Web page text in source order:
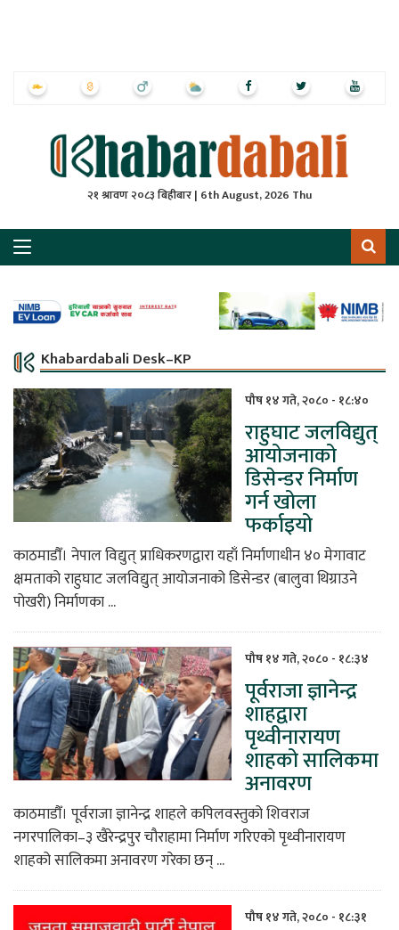
२१ श्रावण २०८३ बिहीबार | 6th August, 2026 Thu
Khabardabali Desk–KP
पौष १४ गते, २०८० - १८:४०
राहुघाट जलविद्युत्
आयोजनाको
डिसेन्डर निर्माण
गर्न खोला
फर्काइयो
काठमाडौँ। नेपाल विद्युत् प्राधिकरणद्वारा यहाँ निर्माणाधीन ४० मेगावाट
क्षमताको राहुघाट जलविद्युत् आयोजनाको डिसेन्डर (बालुवा थिग्राउने
पोखरी) निर्माणका ...
पौष १४ गते, २०८० - १८:३४
पूर्वराजा ज्ञानेन्द्र
शाहद्वारा
पृथ्वीनारायण
शाहको सालिकमा
अनावरण
काठमाडौँ। पूर्वराजा ज्ञानेन्द्र शाहले कपिलवस्तुको शिवराज
नगरपालिका–३ खैरेन्द्रपुर चौराहामा निर्माण गरिएको पृथ्वीनारायण
शाहको सालिकमा अनावरण गरेका छन् ...
पौष १४ गते, २०८० - १८:३१